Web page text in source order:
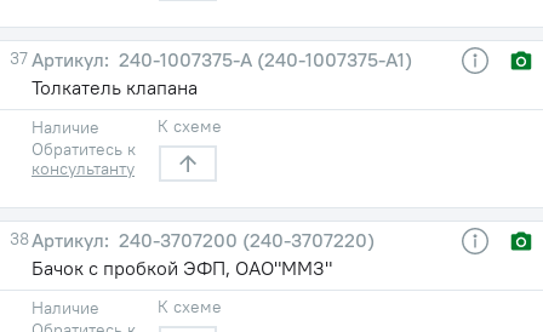
37
240-1007375-А (240-1007375-А1)
Толкатель клапана
Наличие
Обратитесь к
консультанту
К схеме
38
240-3707200 (240-3707220)
Бачок с пробкой ЭФП, ОАО"ММЗ"
Наличие
К схеме